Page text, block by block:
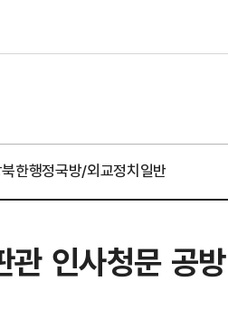
북한행정국방/외교정치일반
관 인사청문 공